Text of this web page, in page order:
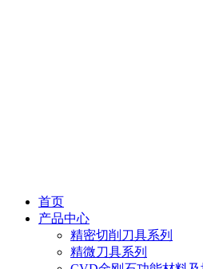
首页
产品中心
精密切削刀具系列
精微刀具系列